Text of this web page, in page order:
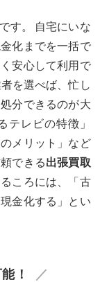
です。 自宅にいな
化までを一括で
安心して利用で
を選べば、忙し
分できるのが大
テレビの特徴」
メリット」など
できる出張買取
ころには、「古
金化する」とい
！